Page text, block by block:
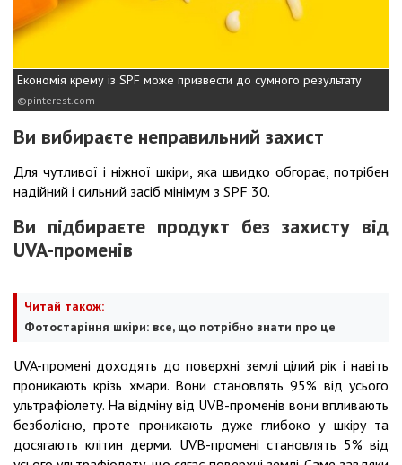
Економія крему із SPF може призвести до сумного результату
pinterest.com
Ви вибираєте неправильний захист
Для чутливої і ніжної шкіри, яка швидко обгорає, потрібен
надійний і сильний засіб мінімум з SPF 30.
Ви підбираєте продукт без захисту від
UVA-променів
Читай також:
Фотостаріння шкіри: все, що потрібно знати про це
UVA-промені доходять до поверхні землі цілий рік і навіть
проникають крізь хмари. Вони становлять 95% від усього
ультрафіолету. На відміну від UVB-променів вони впливають
безболісно, проте проникають дуже глибоко у шкіру та
досягають клітин дерми. UVB-промені становлять 5% від